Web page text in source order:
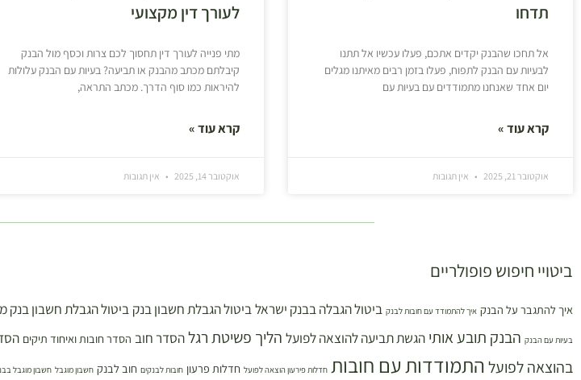
תדחו
אל תחכו שהבנק יקדים אתכם, פעלו עכשיו אל תתנו
לבעיות עם הבנק לתפוח, פעלו בזמן רבים מאיתנו מגלים
יום אחד שאנחנו מתמודדים עם בעיות עם
קרא עוד »
אוקטובר 21, 2025 אין תגובות
לעורך דין מקצועי
מתי פנייה לעורך דין תחסוך לכם צרות וכסף מול הבנק
קיבלתם מכתב מהבנק או תביעה? בעיות עם הבנק עלולות
להיראות כמו סוף הדרך. מכתב התראה,
קרא עוד »
אוקטובר 14, 2025 אין תגובות
ביטויי חיפוש פופולריים
איך להתגבר על הבנק איך להתמודד עם חובות לבנק ביטול הגבלה בבנק ישראלביטול הגבלת חשבון בנק ביטול הגבלת חשבון בנק
בעיות עם הבנק הבנק תובע אותי הגשת תביעה להוצאה לפועל הליך פשיטת רגלהסדר חוב הסדר חובות ואיחוד תיקים
בהוצאה לפועלהתמודדות עם חובות חדלות פירעון הוצאה לפועל חדלות פרעון חובות לבנקים חוב לבנק חשבון מוגבל חשבון מוגבל